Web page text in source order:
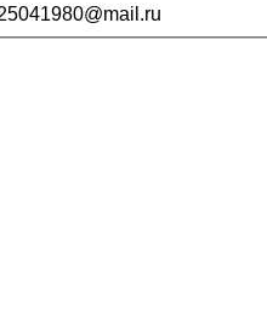
адрес: dilka25041980@mail.ru